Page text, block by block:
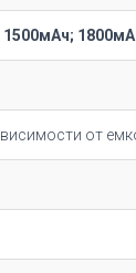
1500мАч;
от